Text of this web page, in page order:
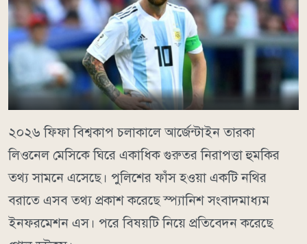
২০২৬ ফিফা বিশ্বকাপ চলাকালে আর্জেন্টাইন তারকা
লিওনেল মেসিকে ঘিরে একাধিক গুরুতর নিরাপত্তা হুমকির
তথ্য সামনে এসেছে। পুলিশের ফাঁস হওয়া একটি নথির
বরাতে এসব তথ্য প্রকাশ করেছে স্প্যানিশ সংবাদমাধ্যম
ইনফরমেশন এস। পরে বিষয়টি নিয়ে প্রতিবেদন করেছে